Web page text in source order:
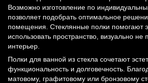
Возможно изготовление по
позволяет подобрать оптимальное
помещения. Стеклянные полки помогают
использовать пространство, визуально не
интерьер.
Полки для ванной из стекла сочетают
функциональность и долговечность.
матовому, графитовому или бронзовому